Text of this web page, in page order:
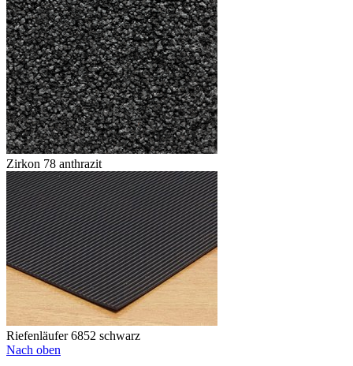
Zirkon 78 anthrazit
Riefenläufer 6852 schwarz
Nach oben